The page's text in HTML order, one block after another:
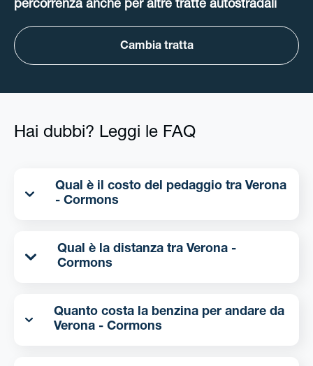
percorrenza anche per altre tratte autostradali
Cambia tratta
Hai dubbi? Leggi le FAQ
Qual è il costo del pedaggio tra Verona
- Cormons
Qual è la distanza tra Verona -
Cormons
Quanto costa la benzina per andare da
Verona - Cormons